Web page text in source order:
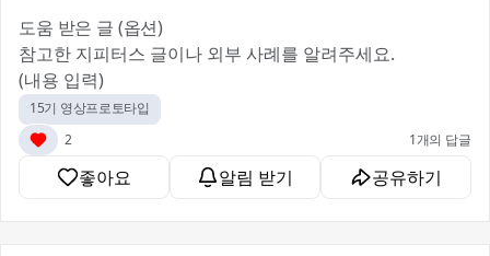
도움 받은 글 (옵션)
참고한 지피터스 글이나 외부 사례를 알려주세요.
(내용 입력)
15기 영상프로토타입
2
1개의 답글
좋아요 알림 받기 공유하기